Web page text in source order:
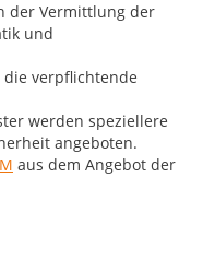
der Vermittlung der
und
verpflichtende
werden speziellere
angeboten.
aus dem Angebot der